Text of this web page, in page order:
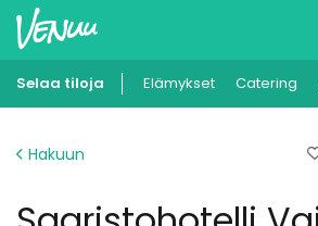
Muistilistasi
Selaa tiloja Elämykset Catering
Hakuun